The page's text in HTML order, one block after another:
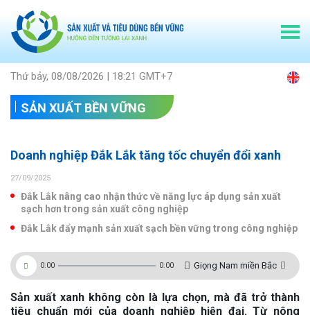
Thứ bảy, 08/08/2026 | 18:21 GMT+7
SẢN XUẤT BỀN VỮNG
Doanh nghiệp Đắk Lắk tăng tốc chuyển đổi xanh
27/09/2025
Đắk Lắk nâng cao nhận thức về năng lực áp dụng sản xuất
sạch hơn trong sản xuất công nghiệp
Đắk Lắk đẩy mạnh sản xuất sạch bền vững trong công nghiệp
0:00 0:00 Giọng Nam miền Bắc
Sản xuất xanh không còn là lựa chọn, mà đã trở thành
tiêu chuẩn mới của doanh nghiệp hiện đại. Từ nông